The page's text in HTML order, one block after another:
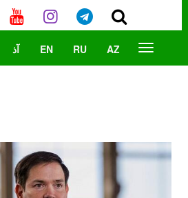
AZ
RU
EN آذ